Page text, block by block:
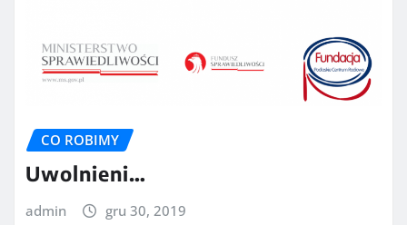
CO ROBIMY
Uwolnieni…
admin gru 30, 2019